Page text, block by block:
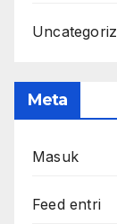
Meta
Masuk
Feed entri